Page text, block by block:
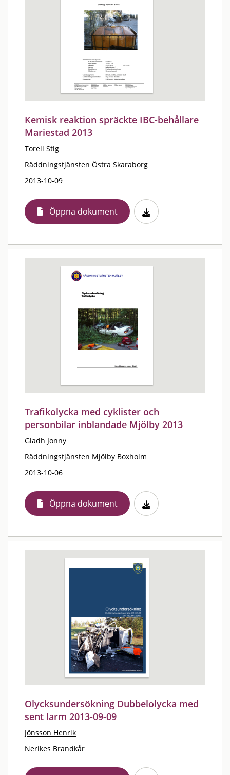
Kemisk reaktion spräckte IBC-behållare
Mariestad 2013
Torell Stig
Räddningstjänsten Östra Skaraborg
2013-10-09
Öppna dokument
Trafikolycka med cyklister och
personbilar inblandade Mjölby 2013
Gladh Jonny
Räddningstjänsten Mjölby Boxholm
2013-10-06
Öppna dokument
Olycksundersökning Dubbelolycka med
sent larm 2013-09-09
Jönsson Henrik
Nerikes Brandkår